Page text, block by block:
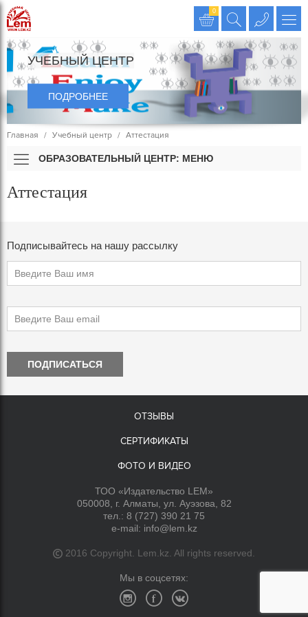
0
УЧЕБНЫЙ ЦЕНТР
ПОДРОБНЕЕ
Главная Учебный центр Аттестация
ОБРАЗОВАТЕЛЬНЫЙ ЦЕНТР: МЕНЮ
Аттестация
Подписывайтесь на нашу рассылку
ПОДПИСАТЬСЯ
ОТЗЫВЫ
СЕРТИФИКАТЫ
ФОТО И ВИДЕО
ТОО «Издательство LEM»
050008, г. Алматы, ул. Ауэзова, 82
тел.: 8 (727) 390 21 75
e-mail: info@lem.kz
2016 Copyright. Lem.kz. All rights reserved.
Мы в соцсетях: